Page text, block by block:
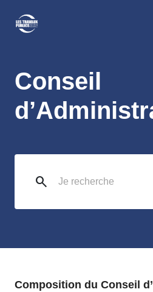
Conseil
search
Composition du Conseil